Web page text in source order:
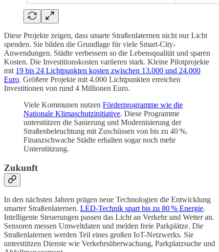
Diese Projekte zeigen, dass smarte Straßenlaternen nicht nur Licht
spenden. Sie bilden die Grundlage für viele Smart-City-
Anwendungen. Städte verbessern so die Lebensqualität und sparen
Kosten. Die Investitionskosten variieren stark. Kleine Pilotprojekte
mit 19 bis 24 Lichtpunkten kosten zwischen 13.000 und 24.000
Euro. Größere Projekte mit 4.000 Lichtpunkten erreichen
Investitionen von rund 4 Millionen Euro.
Viele Kommunen nutzen Förderprogramme wie die
Nationale Klimaschutzinitiative. Diese Programme
unterstützen die Sanierung und Modernisierung der
Straßenbeleuchtung mit Zuschüssen von bis zu 40 %.
Finanzschwache Städte erhalten sogar noch mehr
Unterstützung.
Zukunft
In den nächsten Jahren prägen neue Technologien die Entwicklung
smarter Straßenlaternen. LED-Technik spart bis zu 80 % Energie.
Intelligente Steuerungen passen das Licht an Verkehr und Wetter an.
Sensoren messen Umweltdaten und melden freie Parkplätze. Die
Straßenlaternen werden Teil eines großen IoT-Netzwerks. Sie
unterstützen Dienste wie Verkehrsüberwachung, Parkplatzsuche und